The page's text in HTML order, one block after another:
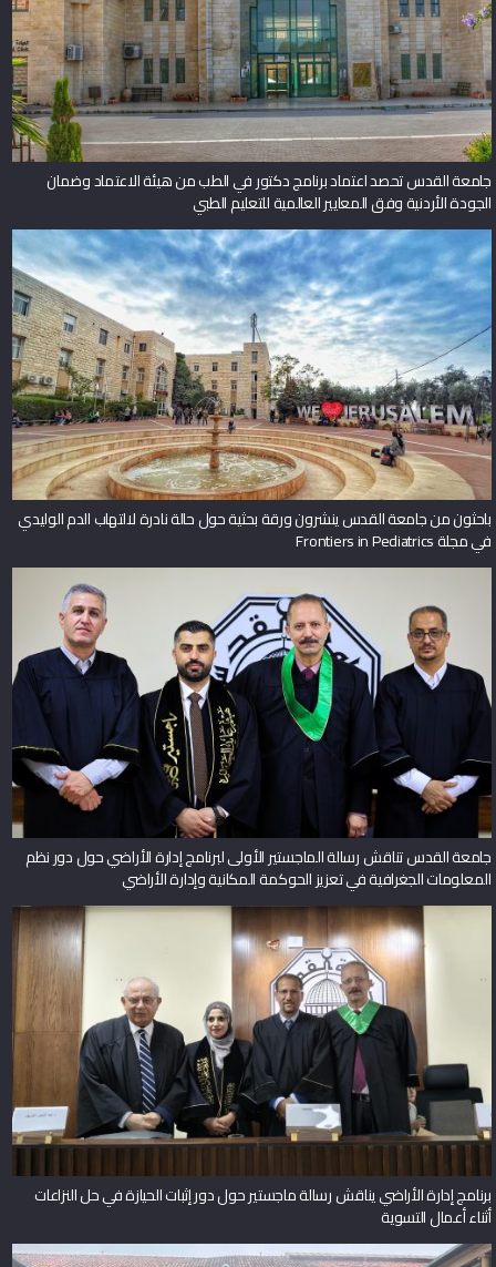
جامعة القدس تحصد اعتماد برنامج دكتور في الطب من هيئة الاعتماد وضمان
الجودة الأردنية وفق المعايير العالمية للتعليم الطبي
باحثون من جامعة القدس ينشرون ورقة بحثية حول حالة نادرة لالتهاب الدم الوليدي
في مجلة Frontiers in Pediatrics
جامعة القدس تناقش رسالة الماجستير الأولى لبرنامج إدارة الأراضي حول دور نظم
المعلومات الجغرافية في تعزيز الحوكمة المكانية وإدارة الأراضي
برنامج إدارة الأراضي يناقش رسالة ماجستير حول دور إثبات الحيازة في حل النزاعات
أثناء أعمال التسوية